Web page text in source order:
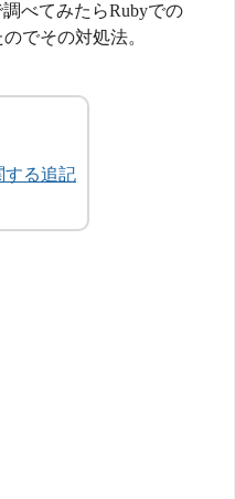
べてみたらRubyでの
でその対処法。
する追記